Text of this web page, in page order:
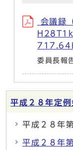
会議録
委員長報
平成２８年定
平成２８年
平成２８年